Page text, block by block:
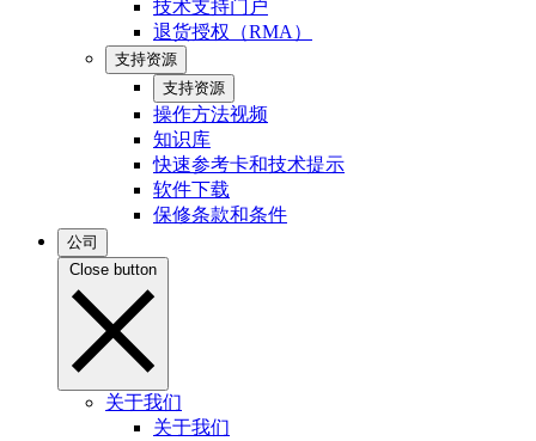
技术支持门户
退货授权（RMA）
支持资源
支持资源
操作方法视频
知识库
快速参考卡和技术提示
软件下载
保修条款和条件
公司
Close button
关于我们
关于我们